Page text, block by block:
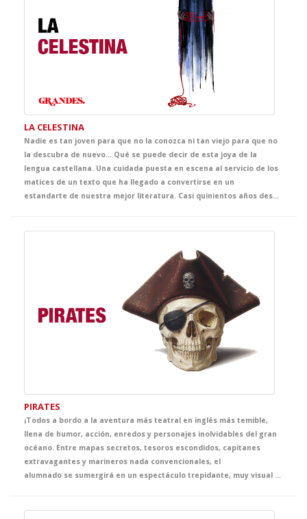
LA CELESTINA
Nadie es tan joven para que no la conozca ni tan viejo para que no
la descubra de nuevo... Qué se puede decir de esta joya de la
lengua castellana. Una cuidada puesta en escena al servicio de los
matices de un texto que ha llegado a convertirse en un
estandarte de nuestra mejor literatura. Casi quinientos años después de haber sido escrita, esta obra nos demuestra lo poco que ha cambiado la esencia de las pasiones humanas, y el precio que se puede llegar a pagar por creer dominarlas.
PIRATES
¡Todos a bordo a la aventura más teatral en inglés más temible,
llena de humor, acción, enredos y personajes inolvidables del gran
océano. Entre mapas secretos, tesoros escondidos, capitanes
extravagantes y marineros nada convencionales, el
alumnado se sumergirá en un espectáculo trepidante, muy visual y cargado de situaciones divertidas. Una propuesta escénica pensada para mantener la atención de principio a fin y convertir el inglés en una auténtica aventura.